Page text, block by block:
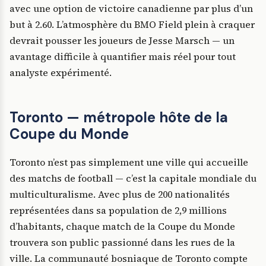
avec une option de victoire canadienne par plus d’un
but à 2.60. L’atmosphère du BMO Field plein à craquer
devrait pousser les joueurs de Jesse Marsch — un
avantage difficile à quantifier mais réel pour tout
analyste expérimenté.
Toronto — métropole hôte de la
Coupe du Monde
Toronto n’est pas simplement une ville qui accueille
des matchs de football — c’est la capitale mondiale du
multiculturalisme. Avec plus de 200 nationalités
représentées dans sa population de 2,9 millions
d’habitants, chaque match de la Coupe du Monde
trouvera son public passionné dans les rues de la
ville. La communauté bosniaque de Toronto compte